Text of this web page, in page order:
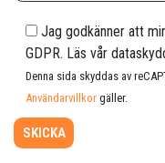
Jag godkänner att
GDPR. Läs vår
Denna sida skyddas av
Användarvillkor gäller.